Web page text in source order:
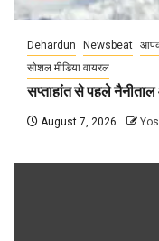
Dehardun Newsbeat
सोशल मीडिया वायरल
सप्ताहांत से पहले नैनीताल
August 7, 2026